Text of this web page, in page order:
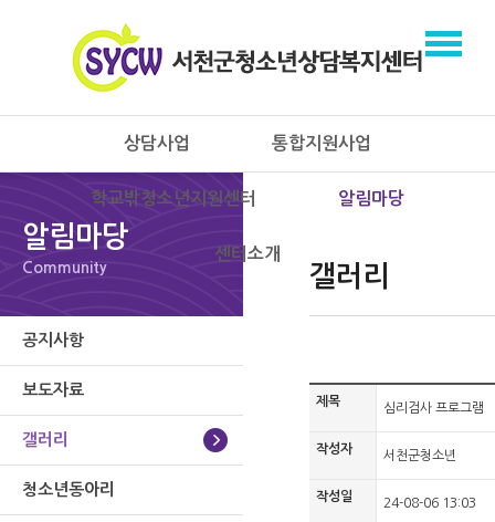
상담사업 통합지원사업
학교밖청소년지원센터 알림마당
센터소개
알림마당
Community
공지사항
보도자료
갤러리
청소년동아리
갤러리
제목 심리검사 프로그램
작성자 서천군청소년
작성일 24-08-06 13:03